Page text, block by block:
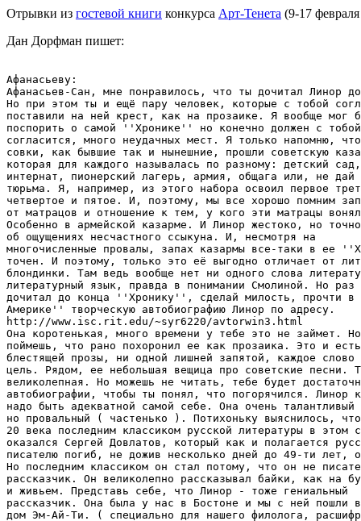
Отрывки из гостевой книги конкурса Арт-Тенета (9-17
Дан Дорфман пишет: